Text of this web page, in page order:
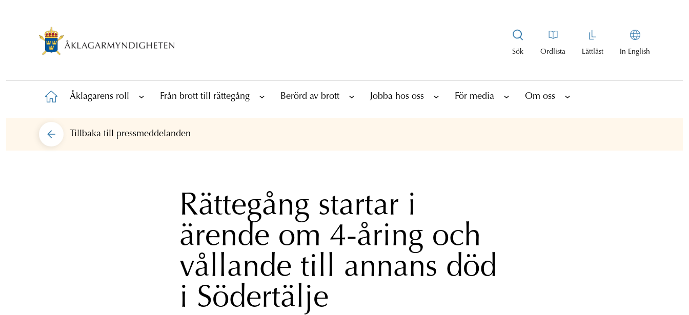
Sök Ordlista Lättläst In English
Åklagarens roll Från brott till rättegång Berörd av brott Jobba hos oss För media Om oss
Tillbaka till pressmeddelanden
Rättegång startar i
ärende om 4-åring och
vållande till annans död
i Södertälje